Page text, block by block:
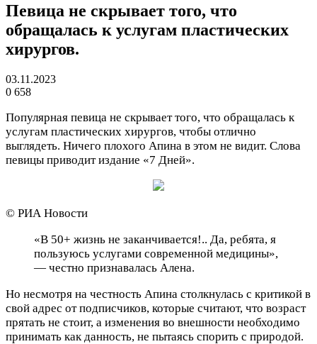
Певица не скрывает того, что
обращалась к услугам пластических
хирургов.
03.11.2023
0 658
Популярная певица не скрывает того, что обращалась к
услугам пластических хирургов, чтобы отлично
выглядеть. Ничего плохого Апина в этом не видит. Слова
певицы приводит издание «7 Дней».
© РИА Новости
«В 50+ жизнь не заканчивается!.. Да, ребята, я
пользуюсь услугами современной медицины»,
— честно признавалась Алена.
Но несмотря на честность Апина столкнулась с критикой в
свой адрес от подписчиков, которые считают, что возраст
прятать не стоит, а изменения во внешности необходимо
принимать как данность, не пытаясь спорить с природой.